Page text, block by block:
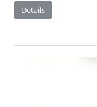
Details